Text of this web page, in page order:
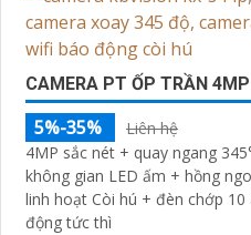
CAMERA PT ỐP TRẦN
5%-35%
Liên hệ
4MP sắc nét + quay ngang
không gian LED ấm + hồng
linh hoạt Còi hú + đèn chớp
động tức thì